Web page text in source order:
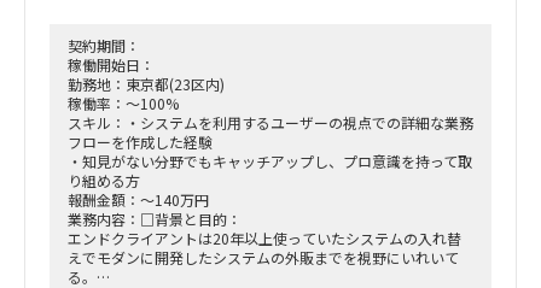
契約期間：
稼働開始日：
勤務地：東京都(23区内)
稼働率：～100%
スキル：・システムを利用するユーザーの視点での詳細な業務
フローを作成した経験
・知見がない分野でもキャッチアップし、プロ意識を持って取
り組める方
報酬金額：～140万円
業務内容：□背景と目的：
エンドクライアントは20年以上使っていたシステムの入れ替
えでモダンに開発したシステムの外販までを視野にいれいて
る。